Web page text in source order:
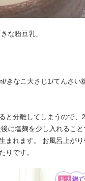
な粉豆乳」
きなこ大さじ1/てんさい
と分離してしまうので、
に塩麹を少し入れるこ
まれます。 お風呂上が
りです。